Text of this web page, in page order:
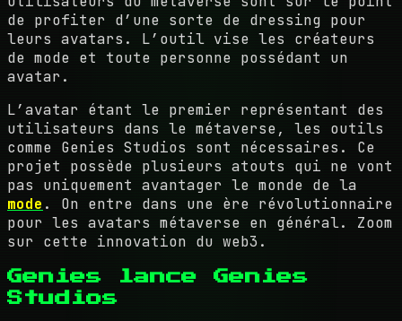
de profiter d’une sorte de dressing pour
leurs avatars. L’outil vise les créateurs
de mode et toute personne possédant un
avatar.
L’avatar étant le premier représentant des
utilisateurs dans le métaverse, les outils
comme Genies Studios sont nécessaires. Ce
projet possède plusieurs atouts qui ne vont
pas uniquement avantager le monde de la
mode . On entre dans une ère révolutionnaire
pour les avatars métaverse en général. Zoom
sur cette innovation du web3.
Genies lance Genies
Studios